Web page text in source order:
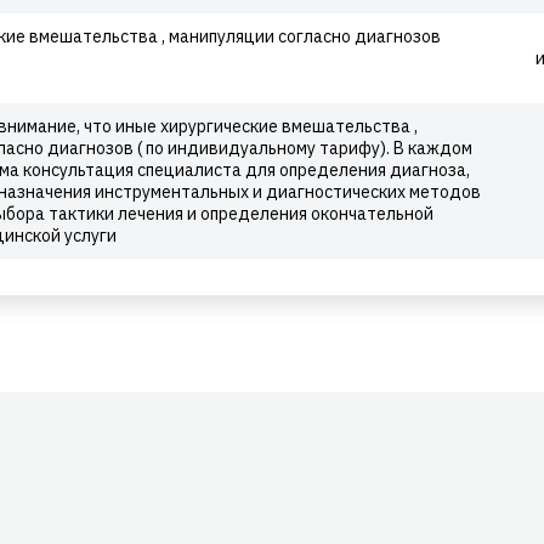
вмешательства , манипуляции согласно диагнозов
что иные хирургические вмешательства ,
диагнозов ( по индивидуальному тарифу). В каждом
консультация специалиста для определения диагноза,
инструментальных и диагностических методов
тактики лечения и определения окончательной
услуги